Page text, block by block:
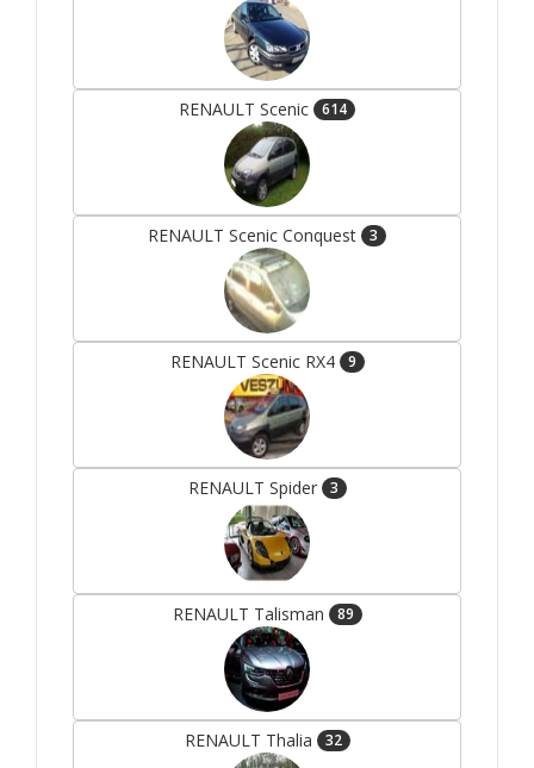
RENAULT Scenic 614
RENAULT Scenic Conquest 3
RENAULT Scenic RX4 9
RENAULT Spider 3
RENAULT Talisman 89
RENAULT Thalia 32